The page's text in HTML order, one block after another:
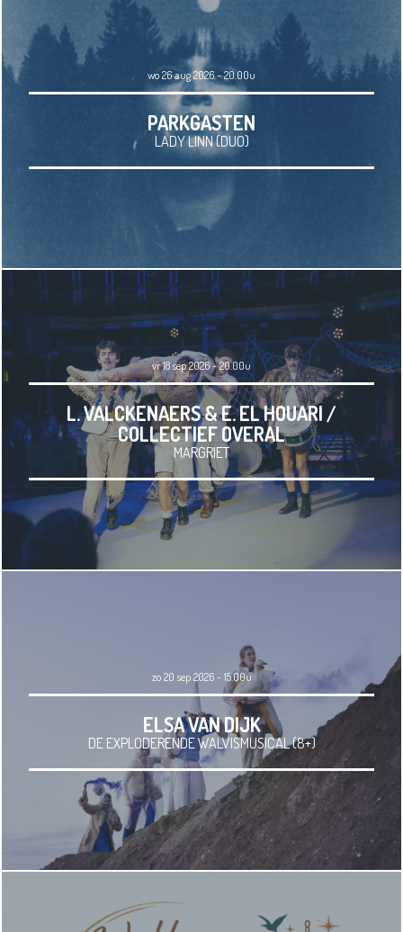
wo 26 aug 2026 - 20.00u
PARKGASTEN
LADY LINN (DUO)
vr 18 sep 2026 - 20.00u
L. VALCKENAERS & E. EL HOUARI /
COLLECTIEF OVERAL
MARGRIET
zo 20 sep 2026 - 15.00u
ELSA VAN DIJK
DE EXPLODERENDE WALVISMUSICAL (8+)